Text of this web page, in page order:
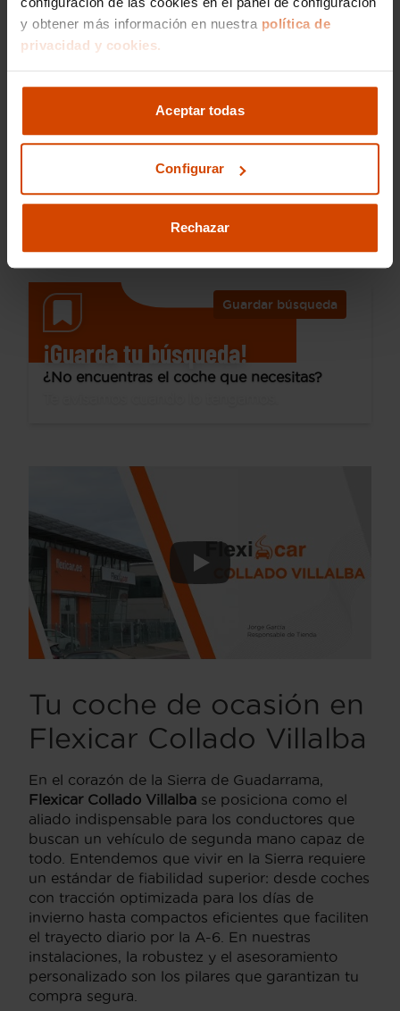
y obtener más información en nuestra política de
privacidad y cookies.
Aceptar todas
Configurar
Rechazar
16.490 €
Desde 224 € /mes*
14.390 €
1.6 MHEV iMT 100kW (136CV) Drive
Híbrido no enchufable
Manual
Guardar búsqueda
¡Guarda tu búsqueda!
¿No encuentras el coche que necesitas?
Tu coche de ocasión en
Flexicar Collado Villalba
En el corazón de la Sierra de Guadarrama,
Flexicar Collado Villalba se posiciona como el
aliado indispensable para los conductores que
buscan un vehículo de segunda mano capaz de
todo. Entendemos que vivir en la Sierra requiere
un estándar de fiabilidad superior: desde coches
con tracción optimizada para los días de
invierno hasta compactos eficientes que faciliten
el trayecto diario por la A-6. En nuestras
instalaciones, la robustez y el asesoramiento
personalizado son los pilares que garantizan tu
compra segura.